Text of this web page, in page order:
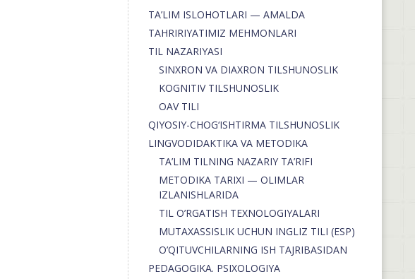
TA’LIM ISLOHOTLARI — AMALDA
TAHRIRIYATIMIZ MEHMONLARI
TIL NAZARIYASI
SINXRON VA DIAXRON TILSHUNOSLIK
KOGNITIV TILSHUNOSLIK
OAV TILI
QIYOSIY-CHOG‘ISHTIRMA TILSHUNOSLIK
LINGVODIDAKTIKA VA METODIKA
TA’LIM TILNING NAZARIY TA’RIFI
METODIKA TARIXI — OLIMLAR
IZLANISHLARIDA
TIL O’RGATISH TEXNOLOGIYALARI
MUTAXASSISLIK UCHUN INGLIZ TILI (ESP)
O’QITUVCHILARNING ISH TAJRIBASIDAN
PEDAGOGIKA. PSIXOLOGIYA